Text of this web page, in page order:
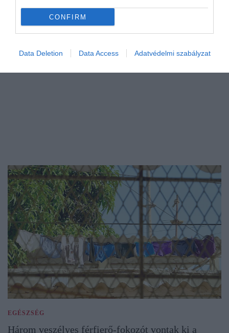
CONFIRM
Data Deletion Data Access Adatvédelmi szabályzat
vételár…
EGÉSZSÉG
Három veszélyes férfierő-fokozót vontak ki a